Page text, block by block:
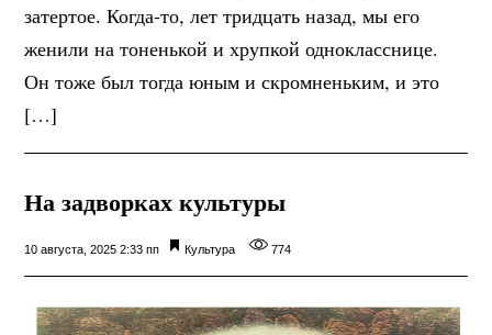
затертое. Когда-то, лет тридцать назад, мы его
женили на тоненькой и хрупкой однокласснице.
Он тоже был тогда юным и скромненьким, и это
[…]
На задворках культуры
10 августа, 2025 2:33 пп Культура 774